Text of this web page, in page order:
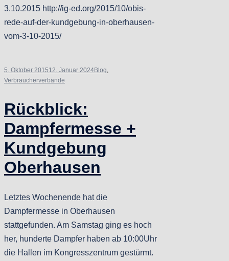
3.10.2015 http://ig-ed.org/2015/10/obis-
rede-auf-der-kundgebung-in-oberhausen-
vom-3-10-2015/
5. Oktober 201512. Januar 2024Blog,
Verbraucherverbände
Rückblick:
Dampfermesse +
Kundgebung
Oberhausen
Letztes Wochenende hat die
Dampfermesse in Oberhausen
stattgefunden. Am Samstag ging es hoch
her, hunderte Dampfer haben ab 10:00Uhr
die Hallen im Kongresszentrum gestürmt.